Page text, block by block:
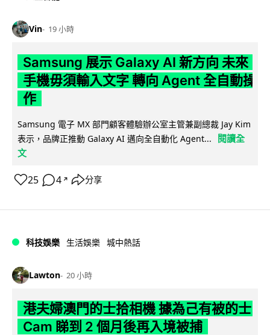
Vin 19 小時
Samsung 展示 Galaxy AI 新方向 未來
手機毋須輸入文字 轉向 Agent 全自動操
作
Samsung 電子 MX 部門顧客體驗辦公室主管兼副總裁 Jay Kim
表示，品牌正推動 Galaxy AI 邁向全自動化 Agent...
閱讀全
文
25 4 ↗ 分享
科技娛樂 生活娛樂 城中熱話
Lawton 20 小時
港夫婦澳門的士拾相機 據為己有被的士
Cam 睇到 2 個月後再入境被捕